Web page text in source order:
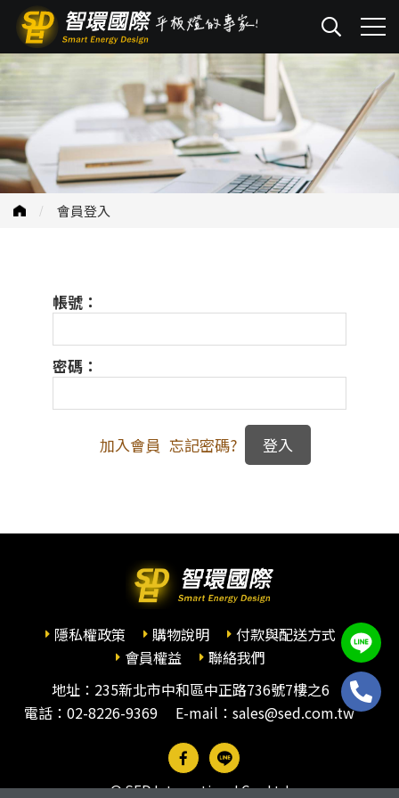
會員登入
帳號：
密碼：
加入會員 忘記密碼?
隱私權政策 購物說明
付款與配送方式
會員權益
聯絡我們
地址：235新北市中和區中正路736號7樓之6
電話： 02-8226-9369 E-mail：sales@sed.com.tw
© SED International Co., Ltd